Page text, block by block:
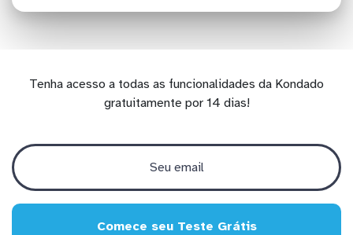
Tenha acesso a todas as funcionalidades da Kondado
gratuitamente por 14 dias!
Comece seu Teste Grátis